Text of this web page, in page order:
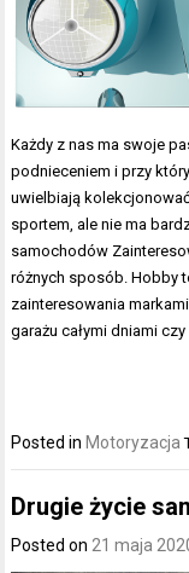
Każdy z nas ma swoje
podnieceniem i przy
uwielbiają
sportem, ale nie ma
samochodów
różnych sposób. Hobby
zainteresowania
garażu całymi dniami
Posted in Motoryzacja
Drugie życie
Posted on 21 maja